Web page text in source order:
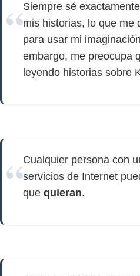
Siempre sé
mis historias, lo que me
para usar mi
embargo, me preocupa
leyendo historias sobre
Cualquier persona con
servicios de Internet
que quieran.